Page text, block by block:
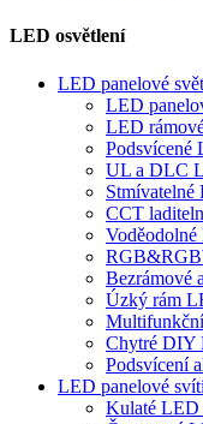
LED osvětlení
LED panelové
LED
LED
Podsvícené
UL a DLC
Stmívatelné
CCT
Bezrámové
Úzký rám
Chytré DIY
Podsvícení
LED panelové
Kulaté LED